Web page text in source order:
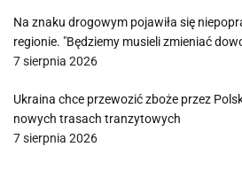
Na znaku drogowym pojawiła się
regionie. "Będziemy musieli zmieniać
7 sierpnia 2026
Ukraina chce przewozić zboże przez
nowych trasach tranzytowych
7 sierpnia 2026